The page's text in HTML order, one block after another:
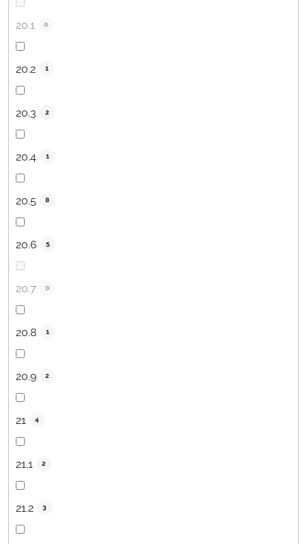
20.1 0
20.2 1
20.3 2
20.4 1
20.5 8
20.6 5
20.7 0
20.8 1
20.9 2
21 4
21.1 2
21.2 3